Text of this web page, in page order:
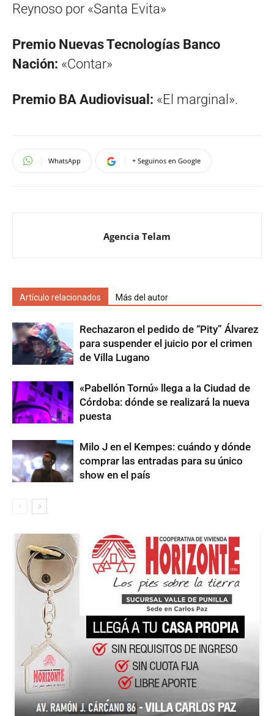
Reynoso por «Santa Evita»
Premio Nuevas Tecnologías Banco
Nación: «Contar»
Premio BA Audiovisual: «El marginal».
WhatsApp + Seguinos en Google
Agencia Telam
Artículo relacionados Más del autor
Rechazaron el pedido de “Pity” Álvarez
para suspender el juicio por el crimen
de Villa Lugano
«Pabellón Tornú» llega a la Ciudad de
Córdoba: dónde se realizará la nueva
puesta
Milo J en el Kempes: cuándo y dónde
comprar las entradas para su único
show en el país